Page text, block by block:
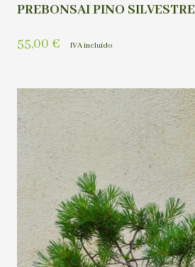
PREBONSAI PINO SILVESTRE
55,00 € IVA incluído